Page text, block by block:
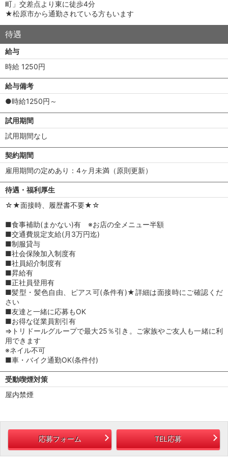
町」交差点より東に徒歩4分
★松原市から通勤されている方もいます
待遇
給与
時給 1250円
給与備考
●時給1250円～
試用期間
試用期間なし
契約期間
雇用期間の定めあり：4ヶ月未満（原則更新）
待遇・福利厚生
☆★面接時、履歴書不要★☆
■食事補助(まかない)有 ※お店の全メニュー半額
■交通費規定支給(月3万円迄)
■制服貸与
■社会保険加入制度有
■社員紹介制度有
■昇給有
■正社員登用有
■髪型・髪色自由、ピアス可(条件有)★詳細は面接時にご確認くだ
さい
■友達と一緒に応募もOK
■お得な従業員割引有
⇒トリドールグループで最大25％引き。ご家族やご友人も一緒に利
用できます
※ネイル不可
■車・バイク通勤OK(条件付)
受動喫煙対策
屋内禁煙
応募フォーム TEL応募